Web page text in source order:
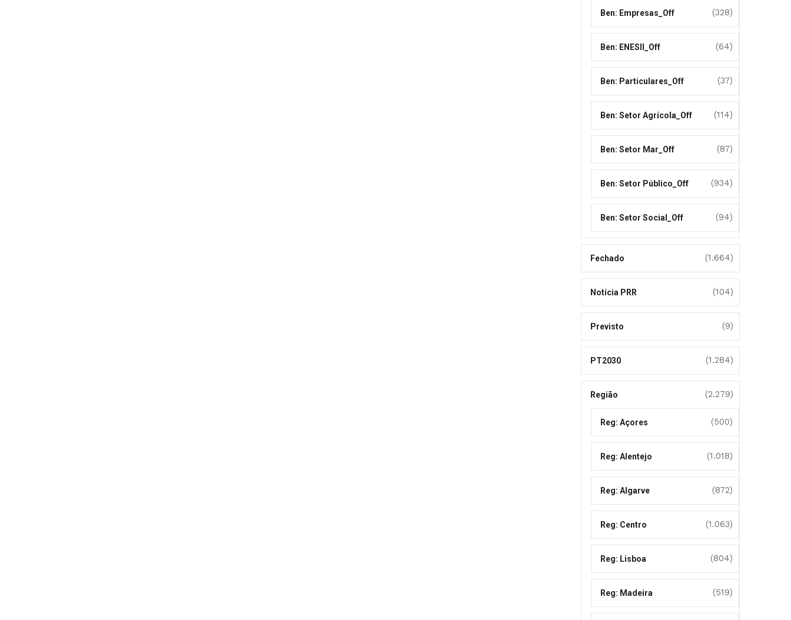
Ben: Empresas_Off (328)
Ben: ENESII_Off (64)
Ben: Particulares_Off (37)
Ben: Setor Agrícola_Off (114)
Ben: Setor Mar_Off (87)
Ben: Setor Público_Off (934)
Ben: Setor Social_Off (94)
Fechado (1.664)
Notícia PRR (104)
Previsto (9)
PT2030 (1.284)
Região (2.279)
Reg: Açores (500)
Reg: Alentejo (1.018)
Reg: Algarve (872)
Reg: Centro (1.063)
Reg: Lisboa (804)
Reg: Madeira (519)